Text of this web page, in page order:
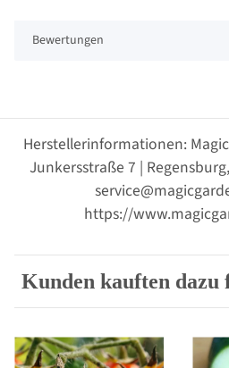
Bewertungen
Herstellerinformationen:
Junkersstraße 7 |
https://
Kunden kauften dazu